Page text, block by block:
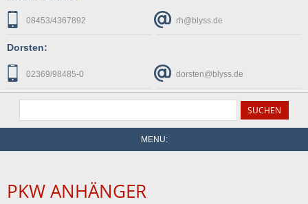
08453/4367892 rh@blyss.de
Dorsten:
02369/98485-0 dorsten@blyss.de
MENU:
PKW ANHÄNGER